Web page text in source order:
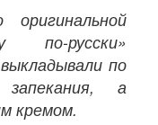
по-русски»
по
а
кремом.